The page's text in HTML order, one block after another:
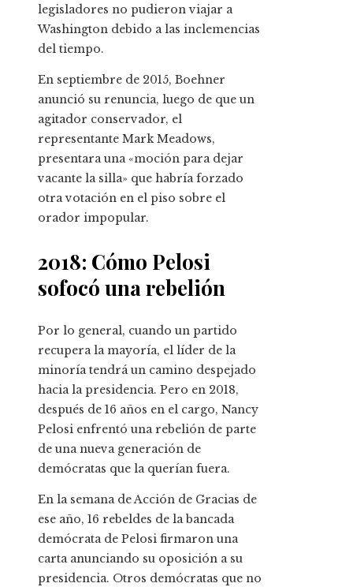
legisladores no pudieron viajar a
Washington debido a las inclemencias
del tiempo.
En septiembre de 2015, Boehner
anunció su renuncia, luego de que un
agitador conservador, el
representante Mark Meadows,
presentara una «moción para dejar
vacante la silla» que habría forzado
otra votación en el piso sobre el
orador impopular.
2018: Cómo Pelosi
sofocó una rebelión
Por lo general, cuando un partido
recupera la mayoría, el líder de la
minoría tendrá un camino despejado
hacia la presidencia. Pero en 2018,
después de 16 años en el cargo, Nancy
Pelosi enfrentó una rebelión de parte
de una nueva generación de
demócratas que la querían fuera.
En la semana de Acción de Gracias de
ese año, 16 rebeldes de la bancada
demócrata de Pelosi firmaron una
carta anunciando su oposición a su
presidencia. Otros demócratas que no